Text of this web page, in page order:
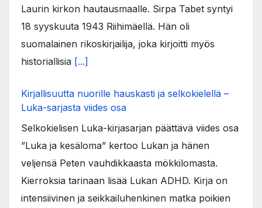
Laurin kirkon hautausmaalle. Sirpa Tabet syntyi
18 syyskuuta 1943 Riihimäellä. Hän oli
suomalainen rikoskirjailija, joka kirjoitti myös
historiallisia [...]
Kirjallisuutta nuorille hauskasti ja selkokielellä –
Luka-sarjasta viides osa
Selkokielisen Luka-kirjasarjan päättävä viides osa
”Luka ja kesäloma” kertoo Lukan ja hänen
veljensä Peten vauhdikkaasta mökkilomasta.
Kierroksia tarinaan lisää Lukan ADHD. Kirja on
intensiivinen ja seikkailuhenkinen matka poikien